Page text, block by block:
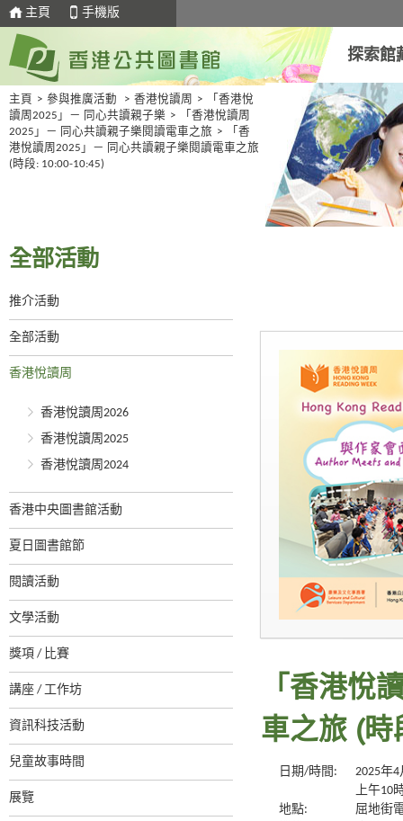
主頁 手機版
探索館
主頁 > 參與推廣活動 > 香港悅讀周 >
「香港悅
讀周2025」－ 同心共讀親子樂 >
「香港悅讀周
2025」－ 同心共讀親子樂閱讀電車之旅 >
「香
港悅讀周2025」－ 同心共讀親子樂閱讀電車之旅
(時段: 10:00-10:45)
全部活動
推介活動
全部活動
香港悅讀周
香港悅讀周2026
香港悅讀周2025
香港悅讀周2024
香港中央圖書館活動
夏日圖書館節
閱讀活動
文學活動
獎項 / 比賽
講座 / 工作坊
資訊科技活動
兒童故事時間
展覽
「香港悅
車之旅 (
日期/時間:
2025年
上午10
地點:
屈地街